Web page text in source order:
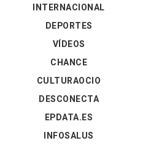
INTERNACIONAL
DEPORTES
VÍDEOS
CHANCE
CULTURAOCIO
DESCONECTA
EPDATA.ES
INFOSALUS